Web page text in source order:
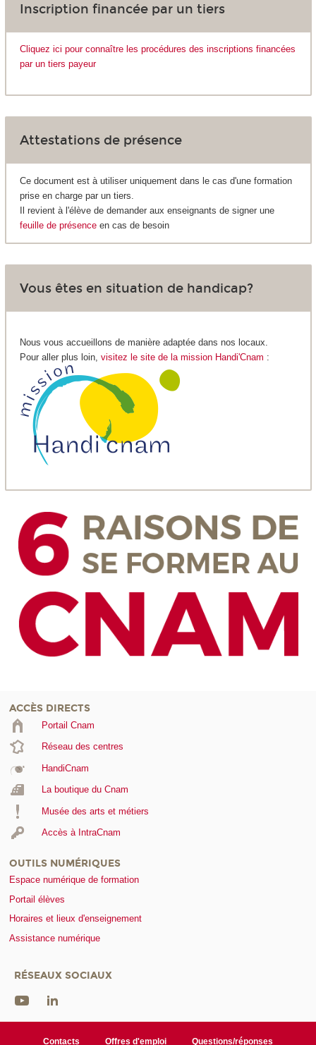
Inscription financée par un tiers
Cliquez ici pour connaître les procédures des inscriptions financées
par un tiers payeur
Attestations de présence
Ce document est à utiliser uniquement dans le cas d'une formation
prise en charge par un tiers.
Il revient à l'élève de demander aux enseignants de signer une
feuille de présenceen cas de besoin
Vous êtes en situation de handicap?
Nous vous accueillons de manière adaptée dans nos locaux.
Pour aller plus loin, visitez le site de la mission Handi'Cnam :
ACCÈS DIRECTS
Portail Cnam
Réseau des centres
HandiCnam
La boutique du Cnam
Musée des arts et métiers
Accès à IntraCnam
OUTILS NUMÉRIQUES
Espace numérique de formation
Portail élèves
Horaires et lieux d'enseignement
Assistance numérique
RÉSEAUX SOCIAUX
Contacts Offres d'emploi Questions/réponses